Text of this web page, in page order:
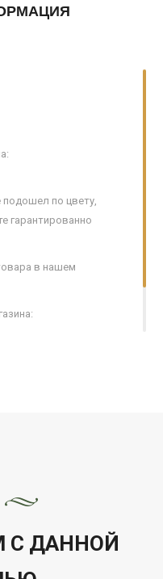
подошел по цвету,
гарантированно
в нашем
С ДАННОЙ